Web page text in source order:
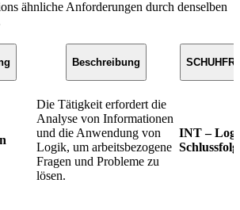
ähnliche Anforderungen durch denselben
Beschreibung
Die Tätigkeit erfordert die
Analyse von Informationen
und die Anwendung von
Logik, um arbeitsbezogene
Fragen und Probleme zu
lösen.
INT –